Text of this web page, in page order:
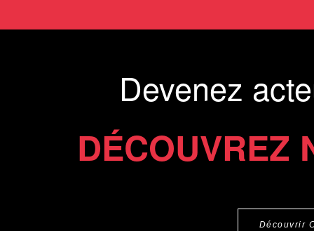
Devenez
DÉCOUVREZ
Découvrir